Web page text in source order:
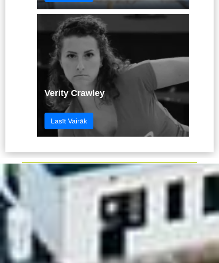
Verity Crawley
Lasīt Vairāk